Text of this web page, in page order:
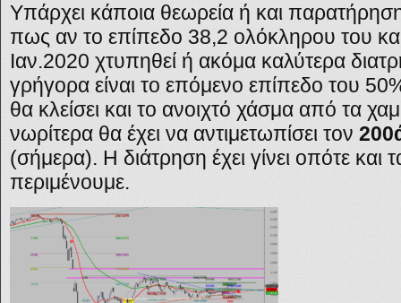
Υπάρχει κάποια θεωρεία ή και
πως αν το επίπεδο 38,2 ολόκληρου του
Ιαν.2020 χτυπηθεί ή ακόμα καλύτερα
γρήγορα είναι το επόμενο επίπεδο του
θα κλείσει και το ανοιχτό χάσμα από τα
νωρίτερα θα έχει να αντιμετωπίσει τον
(σήμερα). Η διάτρηση έχει γίνει οπότε και
περιμένουμε.